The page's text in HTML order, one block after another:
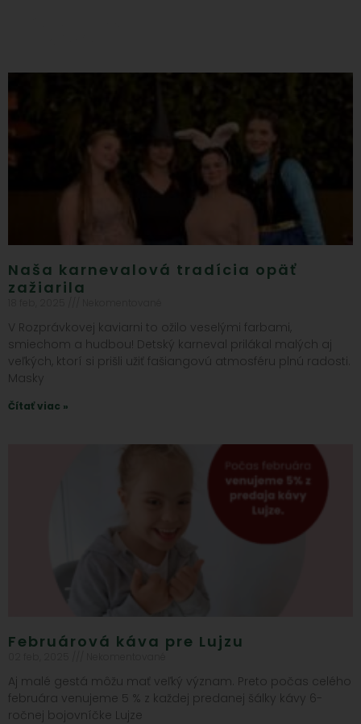
Naša karnevalová tradícia opäť
zažiarila
V Rozprávkovej kaviarni to ožilo veselými farbami,
smiechom a hudbou! Detský karneval prilákal malých aj
veľkých, ktorí si prišli užiť fašiangovú atmosféru plnú radosti.
Masky
Čítať viac »
Februárová káva pre Lujzu
Aj malé gestá môžu mať veľký význam. Preto počas celého
februára venujeme 5 % z každej predanej šálky kávy 6-
ročnej bojovníčke Lujze